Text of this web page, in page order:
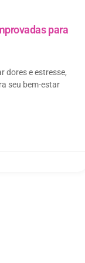
para
dores e estresse,
seu bem-estar